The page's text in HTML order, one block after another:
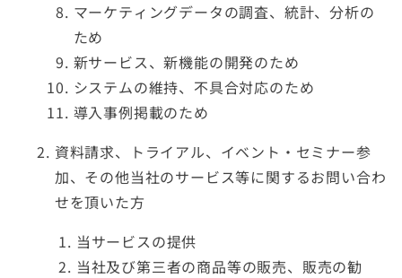
マーケティングデータの調査、統計、分析の
ため
新サービス、新機能の開発のため
システムの維持、不具合対応のため
導入事例掲載のため
資料請求、トライアル、イベント・セミナー参
加、その他当社のサービス等に関するお問い合わ
せを頂いた方
当サービスの提供
当社及び第三者の商品等の販売、販売の勧